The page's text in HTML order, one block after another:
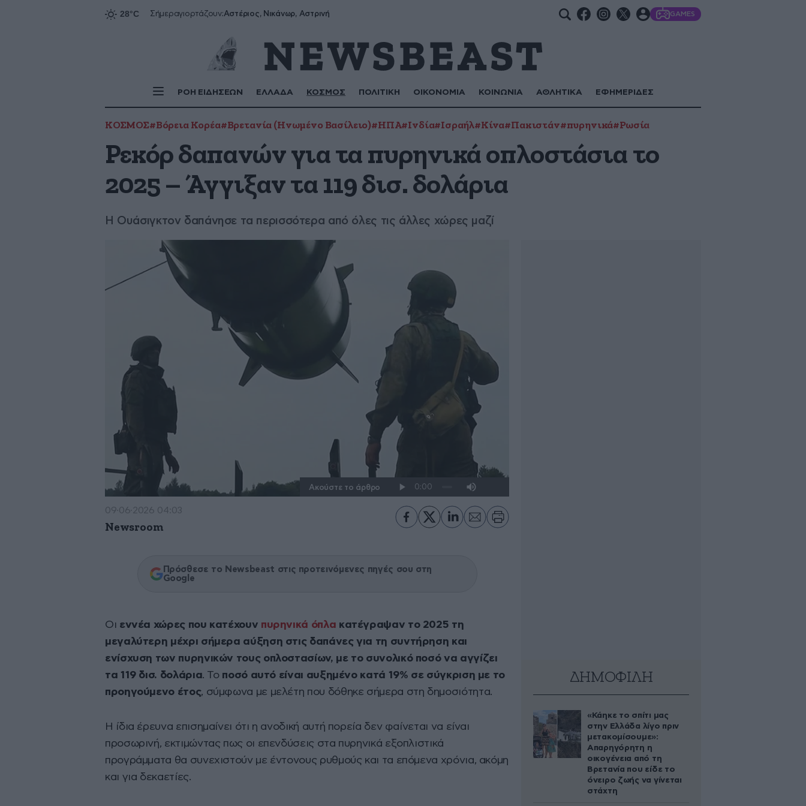
Σήμεραγιορτάζουν:Αστέριος, Νικάνωρ, Αστρινή GAMES
ΡΟΗ ΕΙΔΗΣΕΩΝ ΕΛΛΑΔΑ ΚΟΣΜΟΣ ΠΟΛΙΤΙΚΗ ΟΙΚΟΝΟΜΙΑ ΚΟΙΝΩΝΙΑ ΑΘΛΗΤΙΚΑ ΕΦΗΜΕΡΙΔΕΣ
ΚΟΣΜΟΣ#Βόρεια Κορέα#Βρετανία (Ηνωμένο Βασίλειο)#ΗΠΑ#Ινδία#Ισραήλ#Κίνα#Πακιστάν#πυρηνικά#Ρωσία
Ρεκόρ δαπανών για τα πυρηνικά οπλοστάσια το
2025 – Άγγιξαν τα 119 δισ. δολάρια
Η Ουάσιγκτον δαπάνησε τα περισσότερα από όλες τις άλλες χώρες μαζί
Ακούστε το άρθρο
09·06·2026 04:03
Newsroom
Πρόσθεσε το Newsbeast στις προτεινόμενες πηγές σου στη
Google
Οι εννέα χώρες που κατέχουν πυρηνικά όπλα κατέγραψαν το 2025 τη
μεγαλύτερη μέχρι σήμερα αύξηση στις δαπάνες για τη συντήρηση και
ενίσχυση των πυρηνικών τους οπλοστασίων, με το συνολικό ποσό να αγγίζει
τα 119 δισ. δολάρια. Το ποσό αυτό είναι αυξημένο κατά 19% σε σύγκριση με το
προηγούμενο έτος, σύμφωνα με μελέτη που δόθηκε σήμερα στη δημοσιότητα.
Η ίδια έρευνα επισημαίνει ότι η ανοδική αυτή πορεία δεν φαίνεται να είναι
προσωρινή, εκτιμώντας πως οι επενδύσεις στα πυρηνικά εξοπλιστικά
προγράμματα θα συνεχιστούν με έντονους ρυθμούς και τα επόμενα χρόνια, ακόμη
και για δεκαετίες.
ΔΗΜΟΦΙΛΗ
«Κάηκε το σπίτι μας
στην Ελλάδα λίγο πριν
μετακομίσουμε»:
Απαρηγόρητη η
οικογένεια από τη
Βρετανία που είδε το
όνειρο ζωής να γίνεται
στάχτη